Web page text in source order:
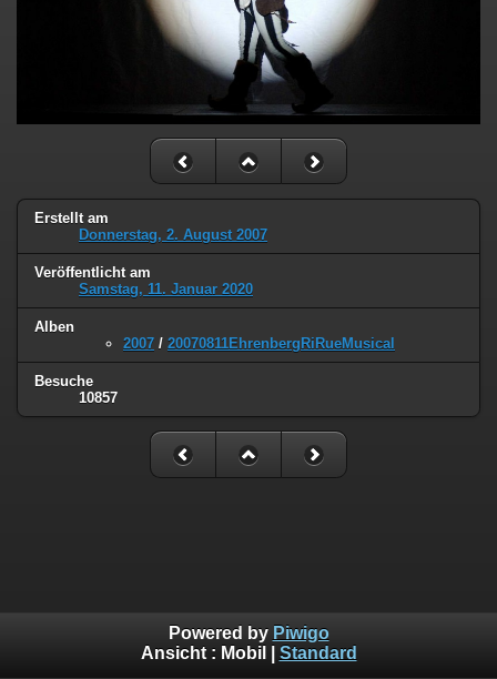
Erstellt am
Donnerstag, 2. August 2007
Veröffentlicht am
Samstag, 11. Januar 2020
Alben
2007 / 20070811EhrenbergRiRueMusical
Besuche
10857
Powered by Piwigo
Ansicht : Mobil Standard